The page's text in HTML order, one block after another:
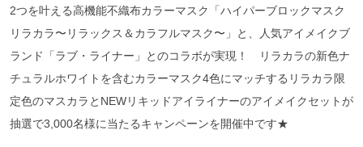
2つを叶える高機能不織布カラーマスク「ハイパーブロックマスク
リラカラ〜リラックス＆カラフルマスク〜」と、人気アイメイクブ
ランド「ラブ・ライナー」とのコラボが実現！ リラカラの新色ナ
チュラルホワイトを含むカラーマスク4色にマッチするリラカラ限
定色のマスカラとNEWリキッドアイライナーのアイメイクセットが
抽選で3,000名様に当たるキャンペーンを開催中です★